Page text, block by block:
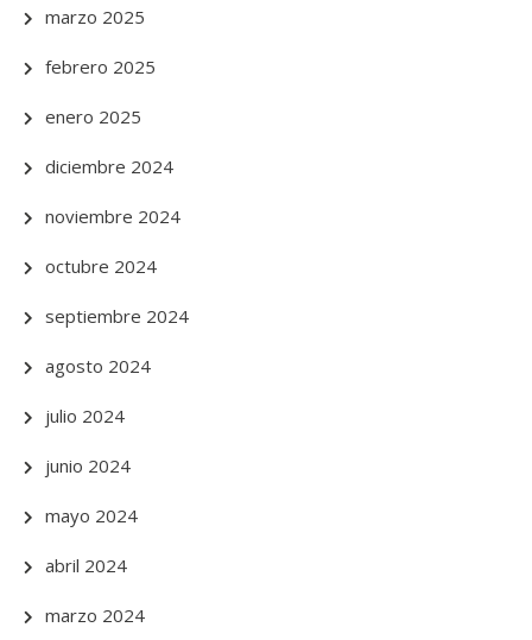
marzo 2025
febrero 2025
enero 2025
diciembre 2024
noviembre 2024
octubre 2024
septiembre 2024
agosto 2024
julio 2024
junio 2024
mayo 2024
abril 2024
marzo 2024